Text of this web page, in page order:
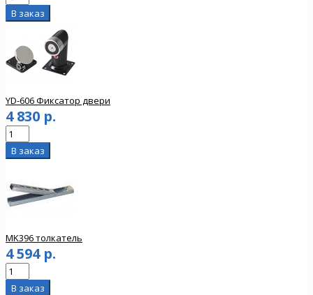
YD-606 Фиксатор двери
4 830 р.
MK396 толкатель
4 594 р.